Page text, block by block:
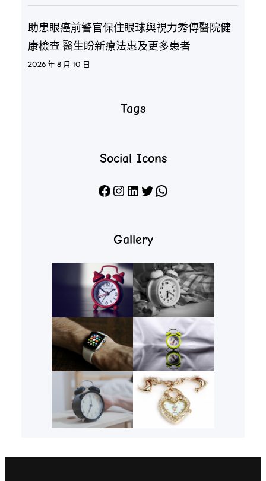
助患眼癌前警官保住眼球與視力秀傳醫院健
康檢查 醫生盼新療法惠及更多患者
2026 年 8 月 10 日
Tags
Social Icons
Facebook Instagram LinkedIn X WhatsApp
Gallery